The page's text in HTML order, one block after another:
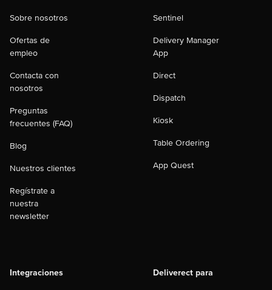
Sobre nosotros
Ofertas de
empleo
Contacta con
nosotros
Preguntas
frecuentes (FAQ)
Blog
Nuestros clientes
Regístrate a
nuestra
newsletter
Sentinel
Delivery Manager
App
Direct
Dispatch
Kiosk
Table Ordering
App Quest
Integraciones Deliverect para